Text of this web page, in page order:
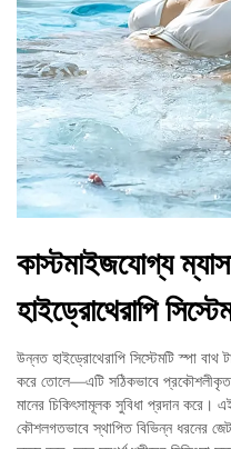
কাস্টমাইজযোগ্য
হাইড্রোথেরাপি
উন্নত হাইড্রোথেরাপি সিস্টেমটি স্পা বাথ
করে তোলে—এটি সঠিকভাবে প্রকৌশলীকৃত
মানের চিকিৎসামূলক সুবিধা প্রদান করে।
কৌশলগতভাবে স্থাপিত বিভিন্ন ধরনের জেট